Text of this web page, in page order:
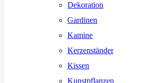
Dekoration
Gardinen
Kamine
Kerzenständer
Kissen
Kunstpflanzen